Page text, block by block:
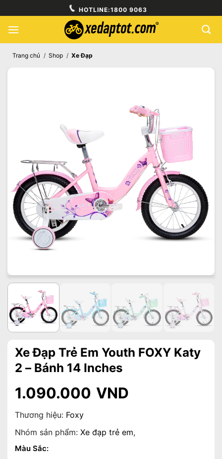
to
content
HOTLINE:1800 9063
Trang chủ / Shop / Xe Đạp
Xe Đạp Trẻ Em Youth FOXY Katy
2 – Bánh 14 Inches
1.090.000 VND
Thương hiệu: Foxy
Nhóm sản phẩm: Xe đạp trẻ em,
Màu Sắc: